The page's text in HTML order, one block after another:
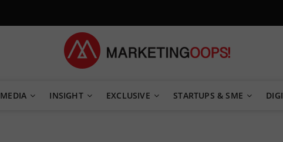
MEDIA INSIGHT EXCLUSIVE STARTUPS & SME